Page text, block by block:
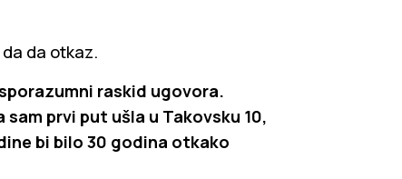
da otkaz.
raskid ugovora.
prvi put ušla u Takovsku 10,
bi bilo 30 godina otkako